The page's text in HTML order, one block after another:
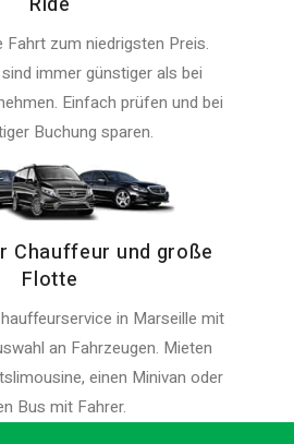
Fahrt zum niedrigsten Preis.
immer günstiger als bei
Einfach prüfen und bei
Buchung sparen.
Chauffeur und große
Flotte
in Marseille mit
an Fahrzeugen. Mieten
einen Minivan oder
Bus mit Fahrer.